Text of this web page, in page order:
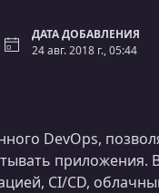
ДАТА ДОБАВЛЕНИЯ
24 авг. 2018 г., 05:44
DevOps,
приложения.
CI/CD,